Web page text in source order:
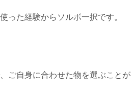
った経験からソルボ一択です。
ご自身に合わせた物を選ぶことが